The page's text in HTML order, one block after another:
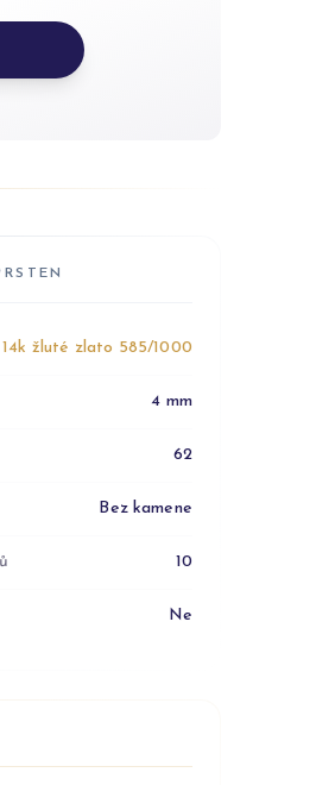
14k žluté zlato 585/1000
4 mm
62
Bez kamene
10
Ne